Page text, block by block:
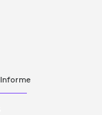
Informe